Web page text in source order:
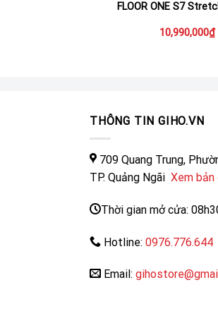
FLOOR ONE S7
10,990,000₫
THÔNG TIN GIHO.VN
709 Quang Trung,
TP. Quảng Ngãi Xem bản
Thời gian mở cửa:
Hotline: 0976.776.644
Email: